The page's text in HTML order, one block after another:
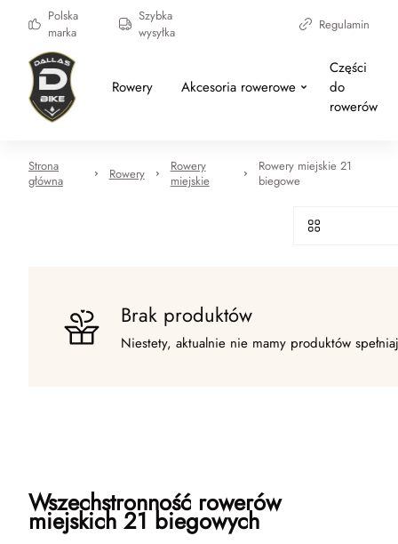
Polska
marka
Szybka
wysyłka
Regulamin
Rowery Akcesoria rowerowe
Części
do
rowerów
Strona
główna
Rowery
Rowery
miejskie
Rowery miejskie 21
biegowe
Brak produktów
Niestety, aktualnie nie mamy produktów
Wszechstronność rowerów
miejskich 21 biegowych